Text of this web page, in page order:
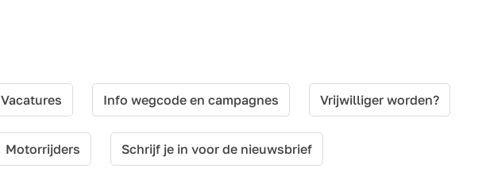
Vacatures Info wegcode en campagnes Vrijwilliger worden?
Motorrijders Schrijf je in voor de nieuwsbrief